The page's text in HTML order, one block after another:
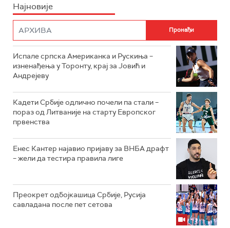
Најновије
Испале српска Американка и Рускиња –
изненађења у Торонту, крај за Јовић и
Андрејеву
Кадети Србије одлично почели па стали –
пораз од Литваније на старту Европског
првенства
Енес Кантер најавио пријаву за ВНБА драфт
– жели да тестира правила лиге
Преокрет одбојкашица Србије, Русија
савладана после пет сетова